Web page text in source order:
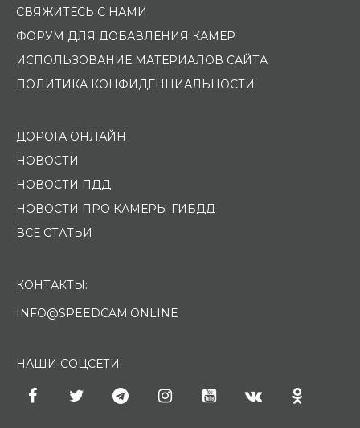
СВЯЖИТЕСЬ С НАМИ
ФОРУМ ДЛЯ ДОБАВЛЕНИЯ КАМЕР
ИСПОЛЬЗОВАНИЕ МАТЕРИАЛОВ САЙТА
ПОЛИТИКА КОНФИДЕНЦИАЛЬНОСТИ
ДОРОГА ОНЛАЙН
НОВОСТИ
НОВОСТИ ПДД
НОВОСТИ ПРО КАМЕРЫ ГИБДД
ВСЕ СТАТЬИ
КОНТАКТЫ:
INFO@SPEEDCAM.ONLINE
НАШИ СОЦСЕТИ: